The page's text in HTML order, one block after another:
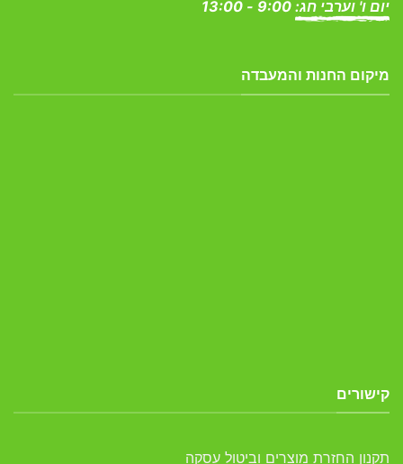
יום ו' וערבי חג:
מיקום החנות והמעבדה
קישורים
תקנון החזרת מוצרים וביטול עסקה